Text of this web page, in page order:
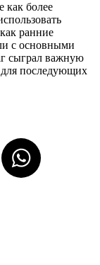
как более
ранние
с основными
сыграл важную
последующих